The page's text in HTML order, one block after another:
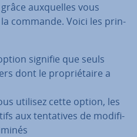
aux­quelles vous
commande. Voici les prin­
signifie que seuls
dont le pro­prié­taire a
utilisez cette option, les
aux ten­ta­tives de mo­di­fi­